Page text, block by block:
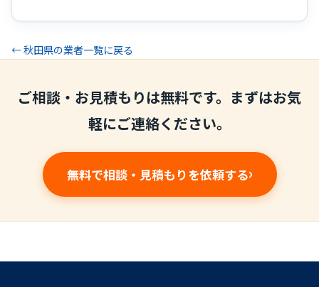
← 秋田県の業者一覧に戻る
ご相談・お見積もりは無料です。まずはお気
軽にご連絡ください。
無料で相談・見積もりを依頼する